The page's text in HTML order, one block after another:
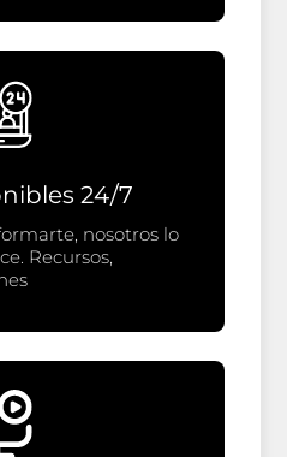
24/7
nosotros lo
Recursos,